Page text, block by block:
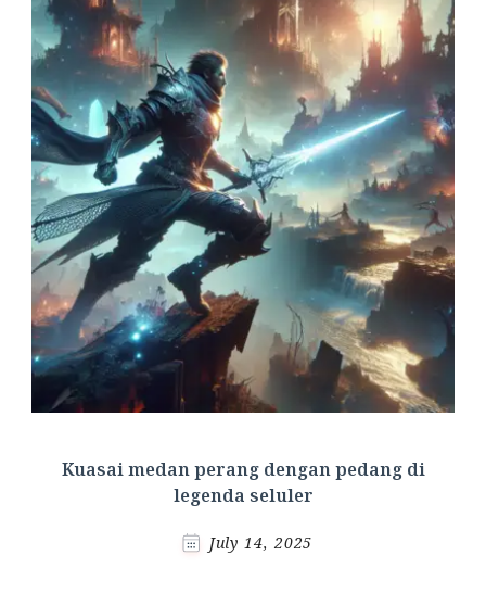
Kuasai medan perang dengan pedang di
legenda seluler
July 14, 2025